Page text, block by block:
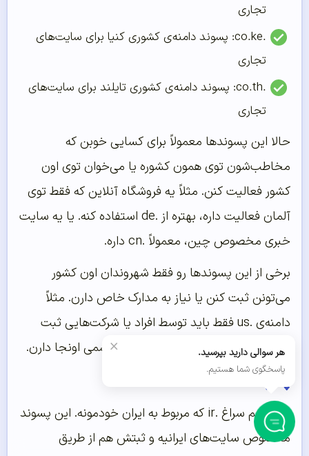
تجاری
.co.ke: پسوند دامنه‌ی کشوری کنیا برای سایت‌های
تجاری
.co.th: پسوند دامنه‌ی کشوری تایلند برای سایت‌های
تجاری
حالا این پسوندها معمولاً برای کسایی خوبن که
مخاطب‌شون توی همون کشوره یا می‌خوان توی اون
کشور فعالیت کنن. مثلاً یه فروشگاه آنلاین که فقط توی
آلمان فعالیت داره، بهتره از .de استفاده کنه. یا یه سایت
خبری مخصوص چین، معمولاً .cn داره.
برخی از این پسوندها رو فقط شهروندان اون کشور
می‌تونن ثبت کنن یا نیاز به مدارک خاص دارن. مثلاً
دامنه‌ی .us فقط باید توسط افراد یا شرکت‌هایی ثبت
بشه که توی آمریکا هستن یا فعالیت رسمی اونجا دارن.
پسوند دامنه .ir
حالا بریم سراغ .ir که مربوط به ایران خودمونه. این پسوند
مخصوص سایت‌های ایرانیه و ثبتش هم از طریق
× هر سوالی دارید بپرسید.
پاسخگوی شما هستیم.